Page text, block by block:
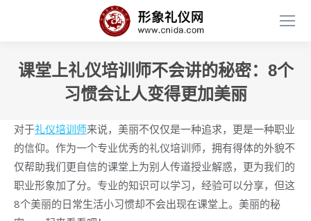
课堂上礼仪培训师不会讲的秘密：8个
习惯会让人变得更加美丽
对于礼仪培训师来说，美丽不仅仅是一种追求，更是一种职业
的信仰。作为一个专业优秀的礼仪培训师，拥有得体的外貌不
仅帮助我们更自信的课堂上为别人传道授业解惑，更为我们的
职业形象加了分。专业的知识可以学习，经验可以分享，但这
8个美丽的日常生活小习惯却不会出现在课堂上。美丽的秘